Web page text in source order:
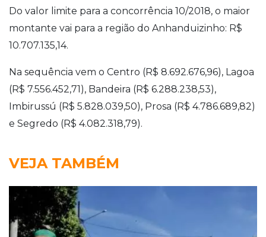
Do valor limite para a concorrência 10/2018, o maior
montante vai para a região do Anhanduizinho: R$
10.707.135,14.
Na sequência vem o Centro (R$ 8.692.676,96), Lagoa
(R$ 7.556.452,71), Bandeira (R$ 6.288.238,53),
Imbirussú (R$ 5.828.039,50), Prosa (R$ 4.786.689,82)
e Segredo (R$ 4.082.318,79).
VEJA TAMBÉM